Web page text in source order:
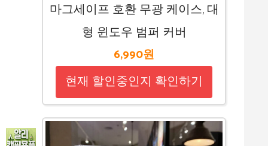
마그세이프 호환 무광 케이스, 대
형 윈도우 범퍼 커버
6,990원
현재 할인중인지 확인하기